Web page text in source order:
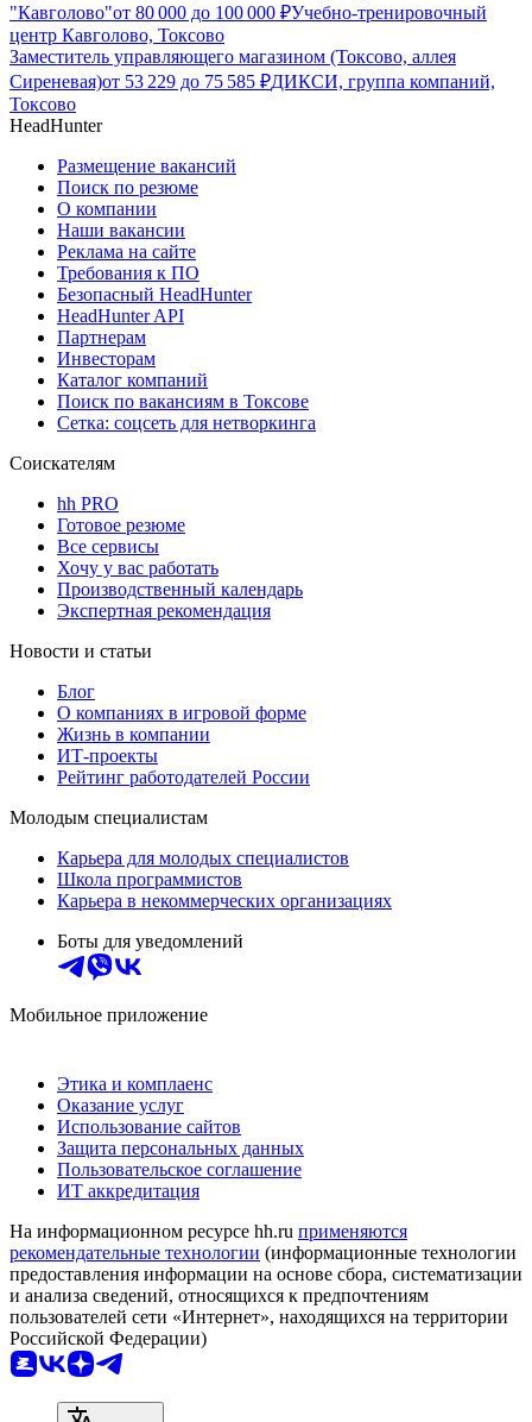
"Кавголово"от 80 000 до 100 000 ₽Учебно-тренировочный
центр Кавголово, Токсово
Заместитель управляющего магазином (Токсово, аллея
Сиреневая)от 53 229 до 75 585 ₽ДИКСИ, группа компаний,
Токсово
HeadHunter
Размещение вакансий
Поиск по резюме
О компании
Наши вакансии
Реклама на сайте
Требования к ПО
Безопасный HeadHunter
HeadHunter API
Партнерам
Инвесторам
Каталог компаний
Поиск по вакансиям в Токсове
Сетка: соцсеть для нетворкинга
Соискателям
hh PRO
Готовое резюме
Все сервисы
Хочу у вас работать
Производственный календарь
Экспертная рекомендация
Новости и статьи
Блог
О компаниях в игровой форме
Жизнь в компании
ИТ-проекты
Рейтинг работодателей России
Молодым специалистам
Карьера для молодых специалистов
Школа программистов
Карьера в некоммерческих организациях
Боты для уведомлений
Мобильное приложение
Этика и комплаенс
Оказание услуг
Использование сайтов
Защита персональных данных
Пользовательское соглашение
ИТ аккредитация
На информационном ресурсе hh.ru применяются
рекомендательные технологии (информационные технологии
предоставления информации на основе сбора, систематизации
и анализа сведений, относящихся к предпочтениям
пользователей сети «Интернет», находящихся на территории
Российской Федерации)